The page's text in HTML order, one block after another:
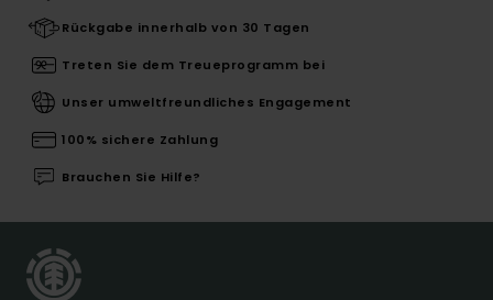
Rückgabe innerhalb von 30 Tagen
Treten Sie dem Treueprogramm bei
Unser umweltfreundliches Engagement
100% sichere Zahlung
Brauchen Sie Hilfe?